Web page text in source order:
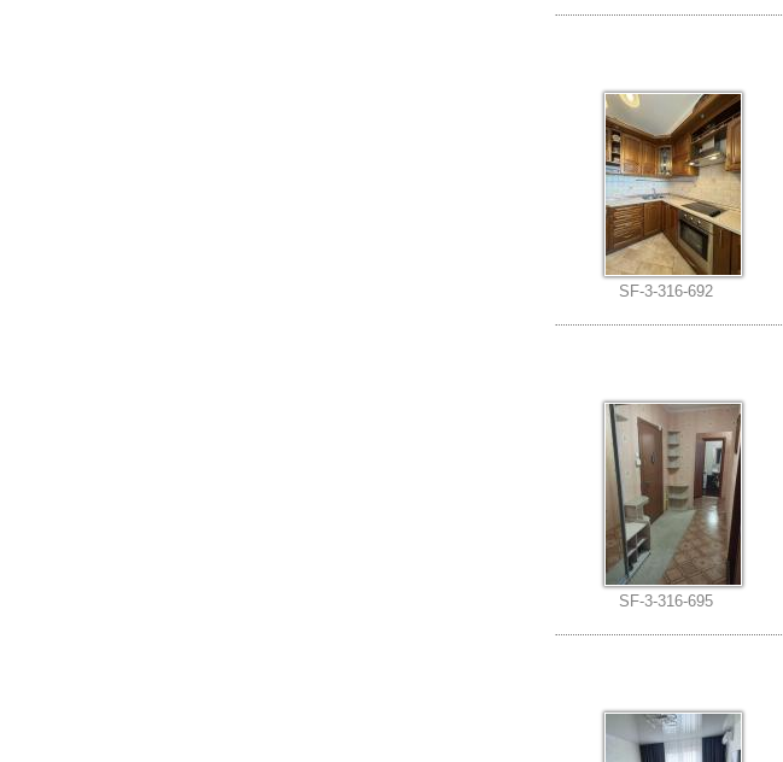
SF-3-316-692
SF-3-316-695